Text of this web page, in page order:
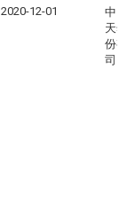
2020-12-01
中国
天然
份有
司